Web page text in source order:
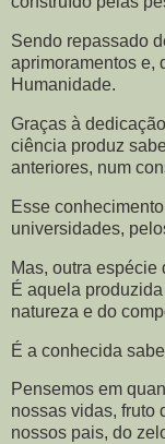
Sendo repassado
aprimoramentos e,
Humanidade.
Graças à
ciência produz
anteriores, num
Esse
universidades,
Mas, outra
É aquela
natureza e do
É a conhecida
Pensemos em
nossas vidas, fruto
nossos pais, do